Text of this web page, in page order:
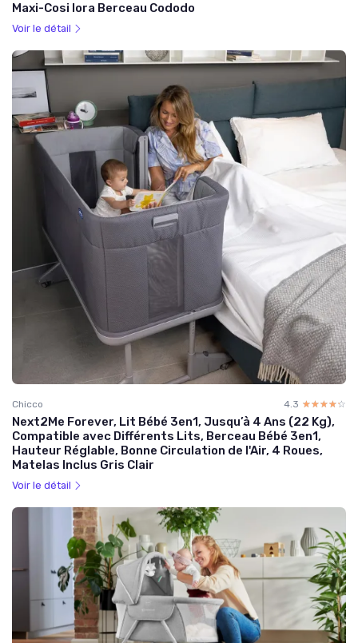
Maxi-Cosi Iora Berceau Cododo
Voir le détail
Chicco 4.3 ☆☆☆☆☆
★★★★★
Next2Me Forever, Lit Bébé 3en1, Jusqu’à 4 Ans (22 Kg),
Compatible avec Différents Lits, Berceau Bébé 3en1,
Hauteur Réglable, Bonne Circulation de l'Air, 4 Roues,
Matelas Inclus Gris Clair
Voir le détail